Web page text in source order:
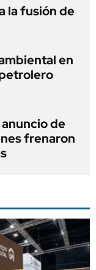
la fusión de
en
de
frenaron